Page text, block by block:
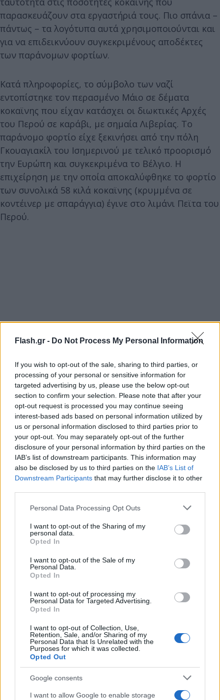
Flash.gr - Do Not Process My Personal Information
If you wish to opt-out of the sale, sharing to third parties, or
processing of your personal or sensitive information for
targeted advertising by us, please use the below opt-out
section to confirm your selection. Please note that after your
opt-out request is processed you may continue seeing
interest-based ads based on personal information utilized by
us or personal information disclosed to third parties prior to
your opt-out. You may separately opt-out of the further
disclosure of your personal information by third parties on the
IAB’s list of downstream participants. This information may
also be disclosed by us to third parties on the IAB’s List of
Downstream Participants that may further disclose it to other
Please note that this website/app uses one or more Google
not limited to your visit or usage behaviour. You may click to
grant or deny consent to Google and its third-party tags to
use your data for below specified purposes in below Google
consent section.
Personal Data Processing Opt Outs
I want to opt-out of the Sharing of my
personal data.
Opted In
I want to opt-out of the Sale of my
Personal Data.
Opted In
I want to opt-out of processing my
Personal Data for Targeted Advertising.
Opted In
I want to opt-out of Collection, Use,
Retention, Sale, and/or Sharing of my
Personal Data that Is Unrelated with the
Purposes for which it was collected.
Opted Out
Google consents
I want to allow Google to enable storage
παρασκευάζουν στα εργαστήριά τους. Πιο σπάνια –
πάντως – τα λογότυπα αυτά χρησιμοποιούνται και
για να επιδεικνύουν συγκεκριμένους αποδέκτες
των παράνομων φορτίων.
Κατά πληροφορίες, το σύμβολο των ναζί
εντοπίστηκε τον περασμένο Μάιο σε δέματα
κοκαϊνης που είχαν κατάσχει οι διωκτικές Αρχές
του Περού σε καράβι, με σημαία Λιβερίας. Το
παράνομο φορτίο είχε ξεκινήσει από την πόλη
Γκουαγιακίλ του Ισημερινού με τελικό προορισμό
την Ευρώπη και συγκεκριμένα το Βέλγιο. Η
επιχείρηση με την οποία αποκαλύφθηκε το φορτίο
των συνολικά 58 κιλά κοκαϊνης (κρυμμένα σε
κοντέινερ με σπαράγγια) έγινε στο λιμάνι Πεϊτα του
Περού.
Δέματα κοκαϊνης με σύμβολο τη σβάστικα
συγκαταλέγονταν ανάμεσα σε δεκάδες άλλα
λογότυπα και στην ποσότητα – ρεκόρ των 9,5
τόνων κοκαϊνης που είχαν μπλοκάρει οι ισπανικές
αρχές, μόλις τον περασμένο Αύγουστο, στο λιμάνι
Οι ποσότητες μαμούθ είχαν ξεκινήσει από τον
Ισημερινό και ήταν κρυμμένες ανάμεσα σε
μπανάνες.
Οι αξιωματικοί της Δίωξης Ναρκωτικών